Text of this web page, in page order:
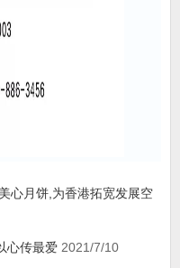
心月饼,为香港拓宽发展空
心传最爱 2021/7/10